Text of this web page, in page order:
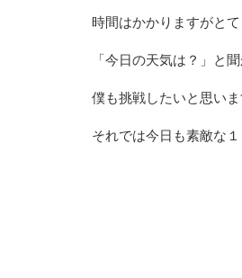
時間はかかりますがと
「今日の天気は？」と
僕も挑戦したいと思いま
それでは今日も素敵な